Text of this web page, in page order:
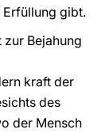
Erfüllung gibt.
Bejahung
kraft der
des
der Mensch